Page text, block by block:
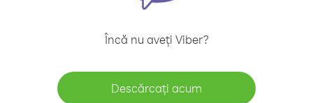
Încă nu aveți Viber?
Descărcați acum